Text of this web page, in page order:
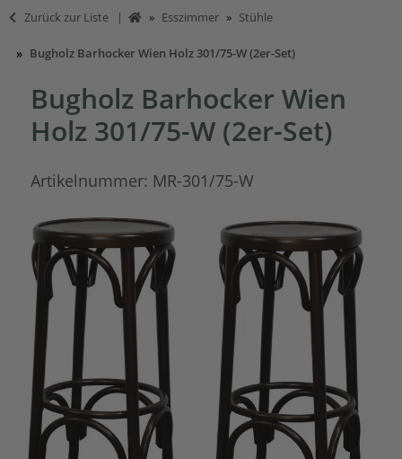
Zurück zur Liste Esszimmer Stühle
Bugholz Barhocker Wien Holz 301/75-W (2er-Set)
Bugholz Barhocker Wien
Holz 301/75-W (2er-Set)
Artikelnummer: MR-301/75-W